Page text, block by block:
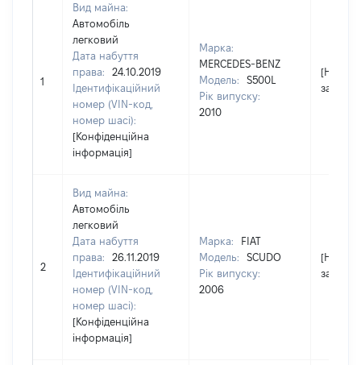
1
Вид майна:
Автомобіль
легковий
Дата набуття
права:
24.10.2019
Ідентифікаційний
номер (VIN-код,
номер шасі):
[Конфіденційна
інформація]
Марка:
MERCEDES-BENZ
Модель:
S500L
Рік випуску:
2010
[Не
2
Вид майна:
Автомобіль
легковий
Дата набуття
права:
26.11.2019
Ідентифікаційний
номер (VIN-код,
номер шасі):
[Конфіденційна
інформація]
Марка:
FIAT
Модель:
SCUDO
Рік випуску:
2006
[Не